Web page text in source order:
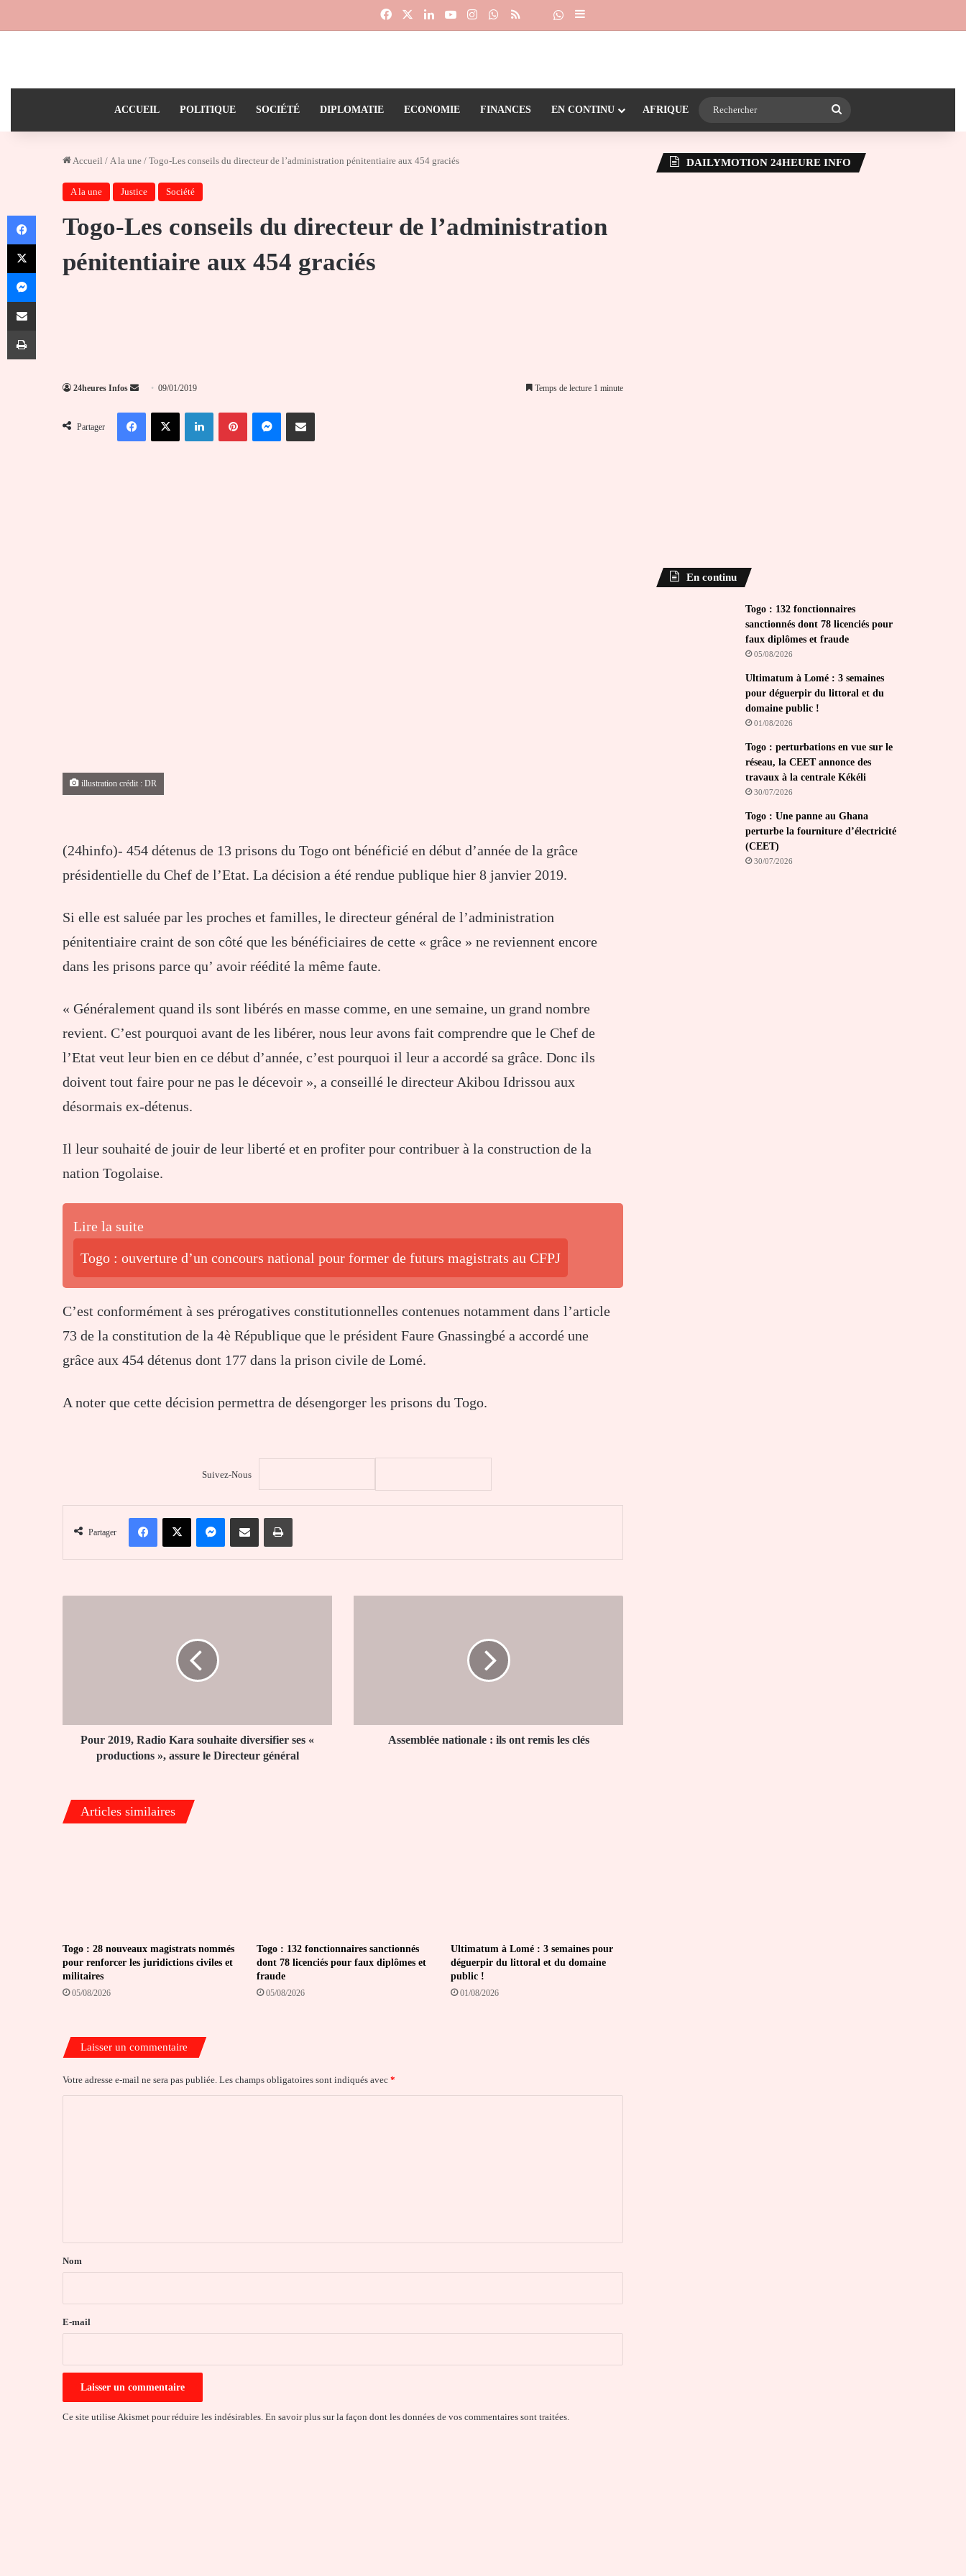
FacebookLinkedinYouTubeInstagramWhatsApp
RSS Dailymotion
Suivre la chaîne 24heureinfo sur WhatsApp
Sidebar (barre latérale)
ACCUEIL POLITIQUE SOCIÉTÉ DIPLOMATIE ECONOMIE FINANCES EN CONTINU AFRIQUE
Accueil / A la une / Togo-Les conseils du directeur de l’administration pénitentiaire aux 454 graciés
A la une Justice Société
Togo-Les conseils du directeur de l’administration
pénitentiaire aux 454 graciés
24heures Infos
Envoyer
courriel
09/01/2019 Temps de lecture 1 minute
Partager
FacebookX LinkedinPinterestMessengerPartager par email
illustration crédit : DR
(24hinfo)- 454 détenus de 13 prisons du Togo ont bénéficié en début d’année de la grâce
présidentielle du Chef de l’Etat. La décision a été rendue publique hier 8 janvier 2019.
Si elle est saluée par les proches et familles, le directeur général de l’administration
pénitentiaire craint de son côté que les bénéficiaires de cette « grâce » ne reviennent encore
dans les prisons parce qu’ avoir réédité la même faute.
« Généralement quand ils sont libérés en masse comme, en une semaine, un grand nombre
revient. C’est pourquoi avant de les libérer, nous leur avons fait comprendre que le Chef de
l’Etat veut leur bien en ce début d’année, c’est pourquoi il leur a accordé sa grâce. Donc ils
doivent tout faire pour ne pas le décevoir », a conseillé le directeur Akibou Idrissou aux
désormais ex-détenus.
Il leur souhaité de jouir de leur liberté et en profiter pour contribuer à la construction de la
nation Togolaise.
Lire la suite
Togo : ouverture d’un concours national pour former de futurs magistrats au CFPJ
C’est conformément à ses prérogatives constitutionnelles contenues notamment dans l’article
73 de la constitution de la 4è République que le président Faure Gnassingbé a accordé une
grâce aux 454 détenus dont 177 dans la prison civile de Lomé.
A noter que cette décision permettra de désengorger les prisons du Togo.
Suivez-Nous
Partager
FacebookX MessengerPartager par email Imprimer
productions
général
Pour 2019, Radio Kara souhaite diversifier ses «
productions », assure le Directeur général
Assemblée nationale : ils ont remis les clés
Articles similaires
Togo : 28 nouveaux magistrats nommés
pour renforcer les juridictions civiles et
militaires
05/08/2026
Togo : 132 fonctionnaires sanctionnés
dont 78 licenciés pour faux diplômes et
fraude
05/08/2026
Ultimatum à Lomé : 3 semaines pour
déguerpir du littoral et du domaine
public !
01/08/2026
Laisser un commentaire
Votre adresse e-mail ne sera pas publiée. Les champs obligatoires sont indiqués avec *
a
e
Nom
E-mail
Ce site utilise Akismet pour réduire les indésirables. En savoir plus sur la façon dont les données de vos commentaires sont traitées.
DAILYMOTION 24HEURE INFO
En continu
Togo : 132 fonctionnaires
sanctionnés dont 78 licenciés pour
faux diplômes et fraude
05/08/2026
Ultimatum à Lomé : 3 semaines
pour déguerpir du littoral et du
domaine public !
01/08/2026
Togo : perturbations en vue sur le
réseau, la CEET annonce des
travaux à la centrale Kékéli
30/07/2026
Togo : Une panne au Ghana
perturbe la fourniture d’électricité
(CEET)
30/07/2026
Facebook
X
Messenger
Partager par email